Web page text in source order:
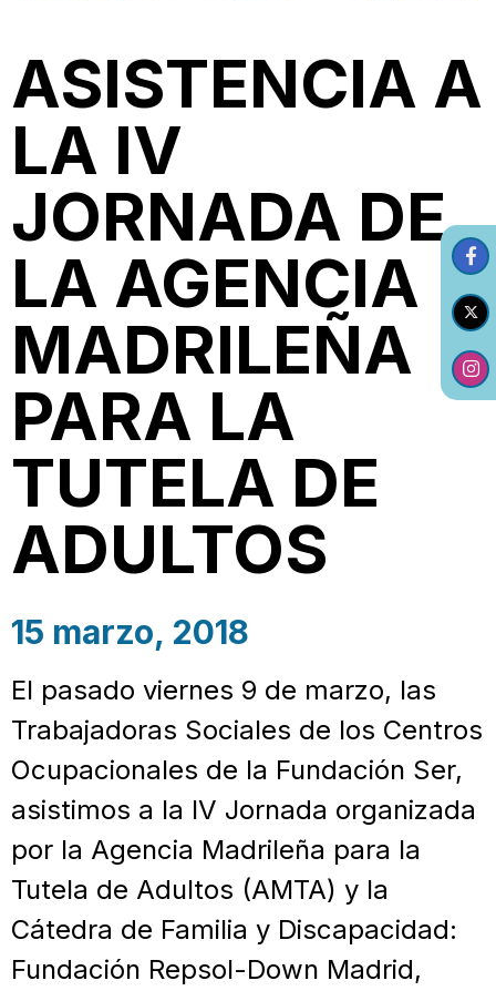
ASISTENCIA A
LA IV
JORNADA DE
LA AGENCIA
MADRILEÑA
PARA LA
TUTELA DE
ADULTOS
15 marzo, 2018
El pasado viernes 9 de marzo, las
Trabajadoras Sociales de los Centros
Ocupacionales de la Fundación Ser,
asistimos a la IV Jornada organizada
por la Agencia Madrileña para la
Tutela de Adultos (AMTA) y la
Cátedra de Familia y Discapacidad:
Fundación Repsol-Down Madrid,